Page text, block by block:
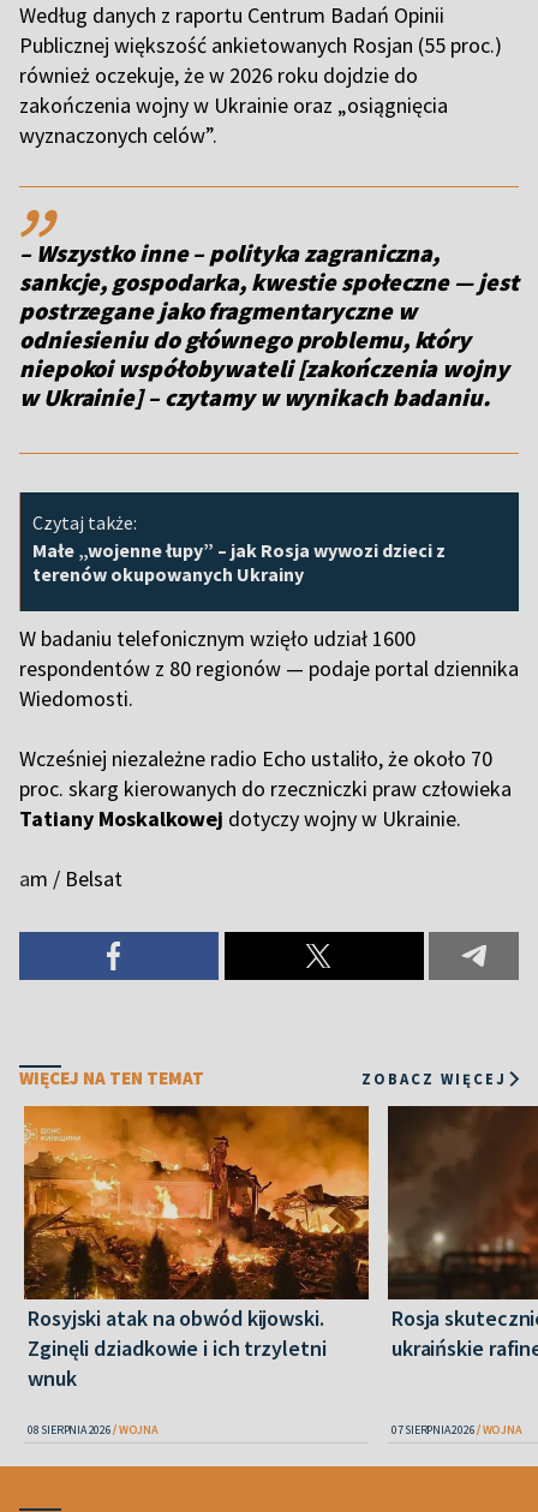
Według danych z raportu Centrum Badań Opinii
Publicznej większość ankietowanych Rosjan (55 proc.)
również oczekuje, że w 2026 roku dojdzie do
zakończenia wojny w Ukrainie oraz „osiągnięcia
wyznaczonych celów”.
,,
– Wszystko inne – polityka zagraniczna,
sankcje, gospodarka, kwestie społeczne — jest
postrzegane jako fragmentaryczne w
odniesieniu do głównego problemu, który
niepokoi współobywateli [zakończenia wojny
w Ukrainie] – czytamy w wynikach badaniu.
Czytaj także:
Małe „wojenne łupy” – jak Rosja wywozi dzieci z
terenów okupowanych Ukrainy
W badaniu telefonicznym wzięło udział 1600
respondentów z 80 regionów — podaje portal dziennika
Wiedomosti.
Wcześniej niezależne radio Echo ustaliło, że około 70
proc. skarg kierowanych do rzeczniczki praw człowieka
Tatiany Moskalkowej dotyczy wojny w Ukrainie.
am / Belsat
WIĘCEJ NA TEN TEMAT ZOBACZ WIĘCEJ
Rosyjski atak na obwód kijowski.
Zginęli dziadkowie i ich trzyletni
wnuk
08 SIERPNIA 2026 WOJNA
Rosja
ukraińskie
07 SIERPNIA 2026 WOJNA